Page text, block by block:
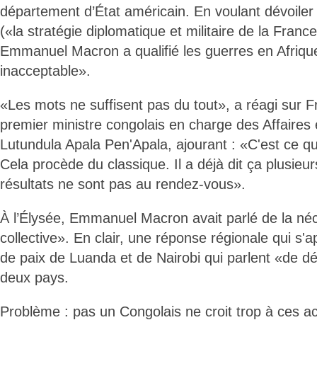
département d’État américain. En voulant
(«la stratégie diplomatique et militaire de la
Emmanuel Macron a qualifié les guerres en
inacceptable».
«Les mots ne suffisent pas du tout», a réagi sur
premier ministre congolais en charge des
Lutundula Apala Pen'Apala, ajourant : «C'est ce
Cela procède du classique. Il a déjà dit ça
résultats ne sont pas au rendez-vous».
À l’Élysée, Emmanuel Macron avait parlé de la
collective». En clair, une réponse régionale qui
de paix de Luanda et de Nairobi qui parlent «de
deux pays.
Problème : pas un Congolais ne croit trop à ces